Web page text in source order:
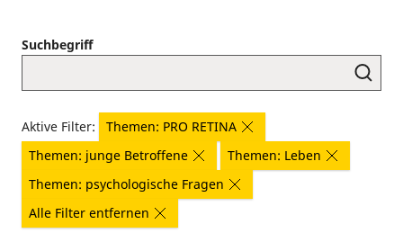
Suchbegriff
Aktive Filter:
Themen: PRO RETINA
Themen: junge Betroffene
Themen: Leben
Themen: psychologische Fragen
Alle Filter entfernen